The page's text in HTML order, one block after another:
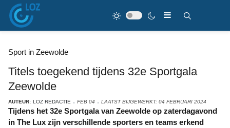
Sport in Zeewolde
Titels toegekend tijdens 32e Sportgala
Zeewolde
AUTEUR: LOZ REDACTIE FEB 04 LAATST BIJGEWERKT: 04 FEBRUARI 2024
Tijdens het 32e Sportgala van Zeewolde op zaterdagavond
in The Lux zijn verschillende sporters en teams erkend